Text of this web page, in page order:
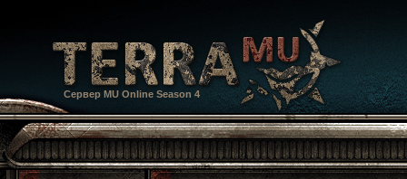
Сервер MU Online Season 4